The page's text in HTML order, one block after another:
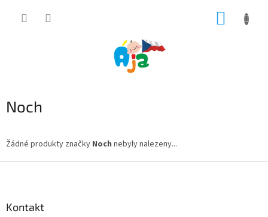
Noch
Žádné produkty značky Noch nebyly nalezeny...
Kontakt